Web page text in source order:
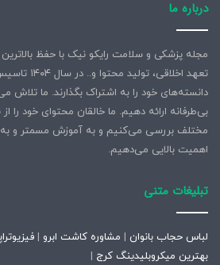
درباره ما
مجله پزشکی و سلامت رایکو نیک با حفظ بالاترین
تعهد
دانسته‌های خود را به اشتراک بگذارند. ما تلاش
بی‌طرفانه ارائه دهیم. ما خالقان محتوای خود
مختلف بررسی می‌کنیم و به آموزش مسمتر و
اهمیت بالایی می‌دهیم.
تبلیغات متنی
لباس حجاب بانوان | مشاوره کاشت ابرو |
بهترین میکروبلیدینگ کرج |